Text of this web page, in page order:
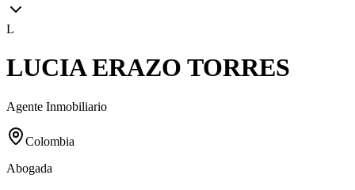
L
LUCIA ERAZO TORRES
Agente Inmobiliario
Colombia
Abogada